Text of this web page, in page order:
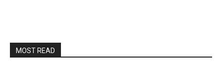
MOST READ